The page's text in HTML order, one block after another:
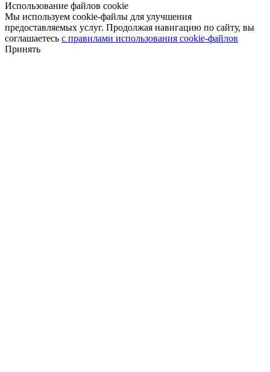
Использование файлов cookie
Мы используем cookie-файлы для улучшения
предоставляемых услуг. Продолжая навигацию по сайту, вы
соглашаетесь с правилами использования cookie-файлов
Принять